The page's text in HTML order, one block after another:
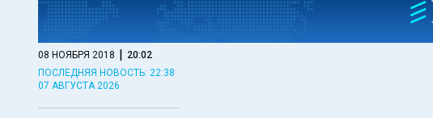
08 НОЯБРЯ 2018 | 20:02
ПОСЛЕДНЯЯ НОВОСТЬ: 22:38
07 АВГУСТА 2026